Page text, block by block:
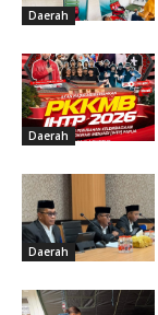
Daerah
Daerah
Daerah